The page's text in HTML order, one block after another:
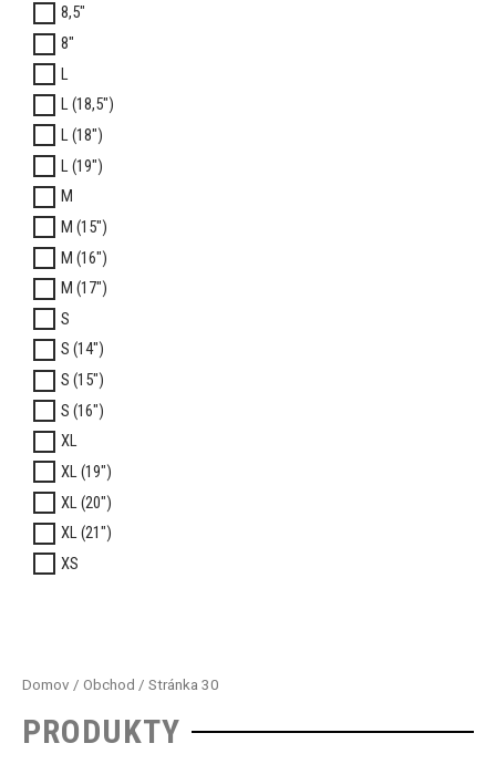
8,5"
8"
L
L (18,5")
L (18")
L (19")
M
M (15")
M (16")
M (17")
S
S (14")
S (15")
S (16")
XL
XL (19")
XL (20")
XL (21")
XS
Domov / Obchod / Stránka 30
PRODUKTY